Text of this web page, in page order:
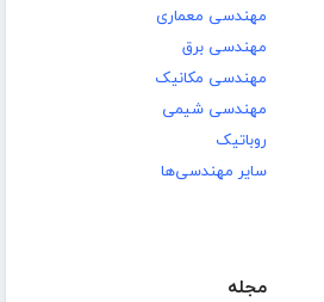
مهندسی معماری
مهندسی برق
مهندسی مکانیک
مهندسی شیمی
روباتیک
سایر مهندسی‌ها
مجله